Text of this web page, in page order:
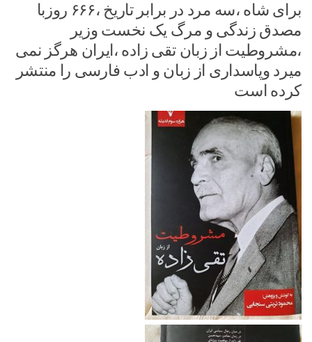
برای شاه ،سه مرد در برابر تاریخ ،۶۶۶ روزبا
مصدق زندگی و مرگ یک نخست وزیر
،مشروطیت از زبان تقی زاده ،ایران هرگز نمی
میرد وپاسداری از زبان و ادب فارسی را منتشر
کرده است